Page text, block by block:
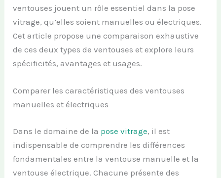
ventouses jouent un rôle essentiel dans la pose
vitrage, qu’elles soient manuelles ou électriques.
Cet article propose une comparaison exhaustive
de ces deux types de ventouses et explore leurs
spécificités, avantages et usages.
Comparer les caractéristiques des ventouses
manuelles et électriques
Dans le domaine de la pose vitrage, il est
indispensable de comprendre les différences
fondamentales entre la ventouse manuelle et la
ventouse électrique. Chacune présente des